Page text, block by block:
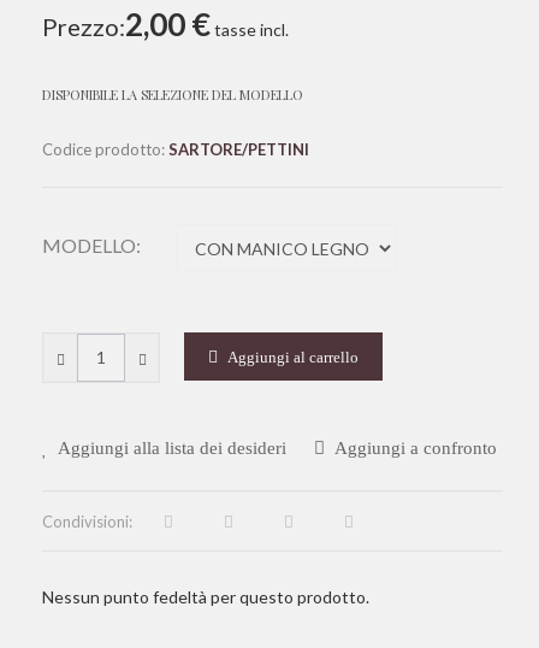
Prezzo:2,00 €tasse incl.
DISPONIBILE LA SELEZIONE DEL MODELLO
Codice prodotto:SARTORE/PETTINI
MODELLO:
Aggiungi al carrello
Aggiungi alla lista dei desideri Aggiungi a confronto
Condivisioni:
Nessun punto fedeltà per questo prodotto.